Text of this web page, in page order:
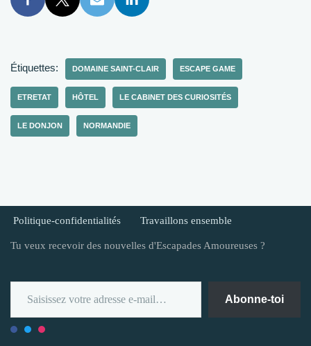
Étiquettes: DOMAINE SAINT-CLAIR ESCAPE GAME
ETRETAT HÔTEL LE CABINET DES CURIOSITÉS
LE DONJON NORMANDIE
Politique-confidentialités Travaillons ensemble
Tu veux recevoir des nouvelles d'Escapades Amoureuses ?
Abonne-toi